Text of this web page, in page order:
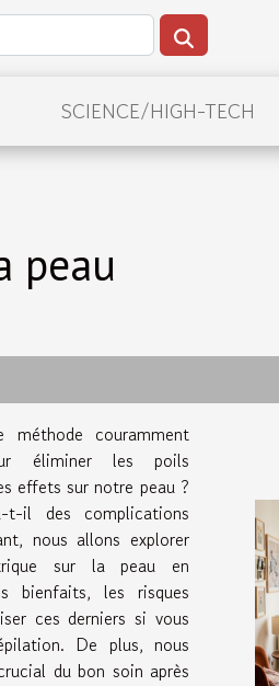
SCIENCE/HIGH-TECH
peau
méthode couramment
éliminer les poils
effets sur notre peau ?
il des complications
nous allons explorer
sur la peau en
bienfaits, les risques
ces derniers si vous
De plus, nous
du bon soin après